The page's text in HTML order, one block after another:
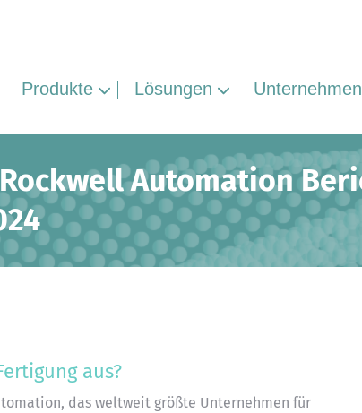
Produkte Lösungen Unternehmen
Automation
aus?
das weltweit größte Unternehmen für